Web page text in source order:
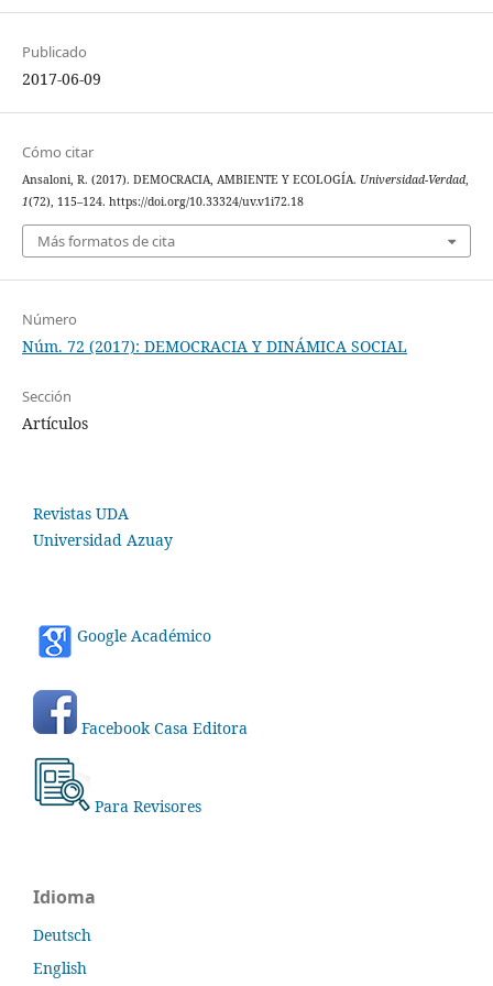
Publicado
2017-06-09
Cómo citar
Ansaloni, R. (2017). DEMOCRACIA, AMBIENTE Y ECOLOGÍA. Universidad-Verdad,
1(72), 115–124. https://doi.org/10.33324/uv.v1i72.18
Más formatos de cita
Número
Núm. 72 (2017): DEMOCRACIA Y DINÁMICA SOCIAL
Sección
Artículos
Revistas UDA
Universidad Azuay
Google Académico
Facebook Casa Editora
Para Revisores
Idioma
Deutsch
English